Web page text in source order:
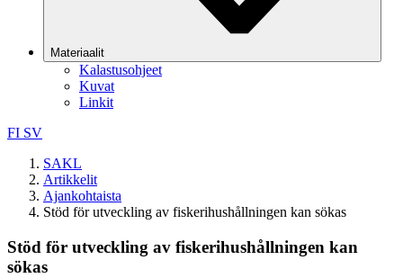
Materiaalit
Kalastusohjeet
Kuvat
Linkit
FI SV
SAKL
Artikkelit
Ajankohtaista
Stöd för utveckling av fiskerihushållningen kan sökas
Stöd för utveckling av fiskerihushållningen kan
sökas